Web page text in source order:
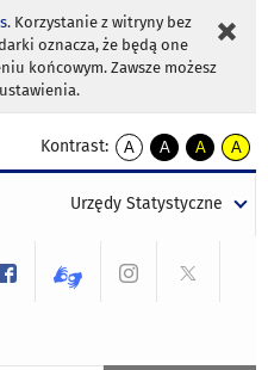
. Korzystanie z witryny bez
oznacza, że będą one
końcowym. Zawsze możesz
Kontrast:
A
kontrast
A
kontrast
tekst
czarnym
A
kontrast
tekst
czarnym
A
tekst
żółtym
Urzędy Statystyczne